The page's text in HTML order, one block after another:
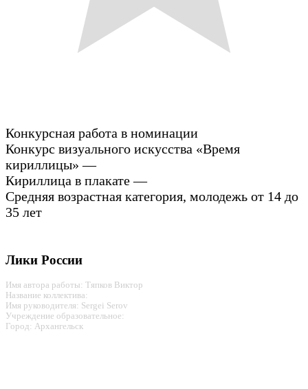
Конкурсная работа в номинации
Конкурс визуального искусства «Время
кириллицы» —
Кириллица в плакате —
Средняя возрастная категория, молодежь от 14 до
35 лет
Лики России
Имя автора работы: Тяпков Виктор
Название коллектива:
Имя руководителя: Sergei Serov
Учреждение образовательное:
Город: Архангельск